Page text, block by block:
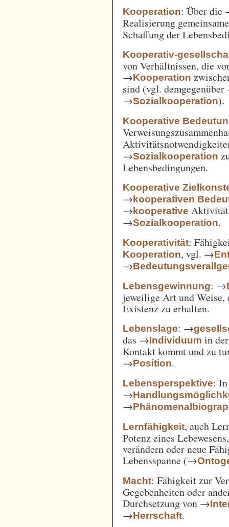
Kooperation: Über
Realisierung
Schaffung der
Kooperativ-
von Verhältnissen, die
→Kooperation
sind (vgl.
→Sozialkooperation).
Kooperative
→Sozialkooperation
Lebensbedingungen.
Kooperative
→kooperativen
→kooperative
→Sozialkooperation.
Kooperativität:
Kooperation, vgl. →
→
Lebensgewinnung: →
jeweilige Art und
Existenz zu erhalten.
Lebenslage: →
das →Individuum in
Kontakt kommt und zu
→Position.
Lebensperspektive:
→
→
Lernfähigkeit, auch
Potenz eines
verändern oder neue
Lebensspanne (→
Macht: Fähigkeit zur
Gegebenheiten oder
Durchsetzung von →
→Herrschaft.